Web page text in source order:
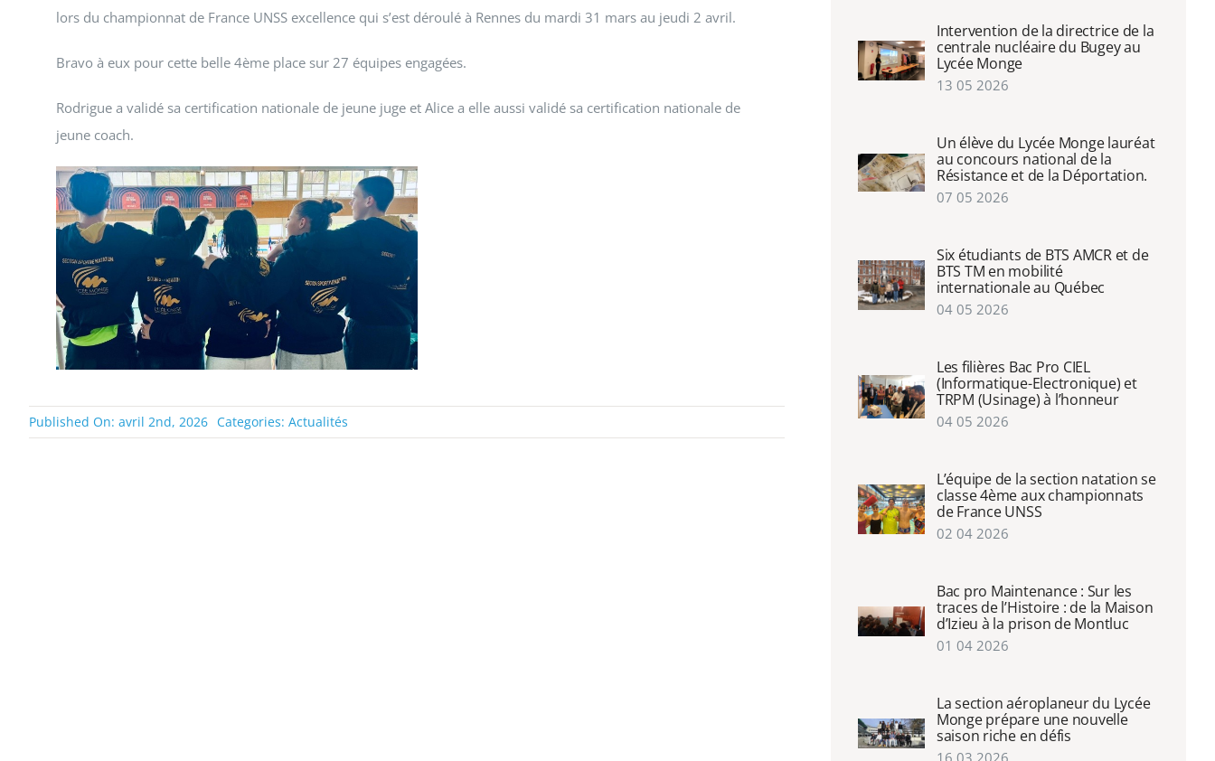
lors du championnat de France UNSS excellence qui s’est déroulé à Rennes du mardi 31 mars au jeudi 2 avril.
Bravo à eux pour cette belle 4ème place sur 27 équipes engagées.
Rodrigue a validé sa certification nationale de jeune juge et Alice a elle aussi validé sa certification nationale de
jeune coach.
Published On: avril 2nd, 2026 Categories: Actualités
Intervention de la directrice de la
centrale nucléaire du Bugey au
Lycée Monge
13 05 2026
Un élève du Lycée Monge lauréat
au concours national de la
Résistance et de la Déportation.
07 05 2026
Six étudiants de BTS AMCR et de
BTS TM en mobilité
internationale au Québec
04 05 2026
Les filières Bac Pro CIEL
(Informatique-Electronique) et
TRPM (Usinage) à l’honneur
04 05 2026
L’équipe de la section natation se
classe 4ème aux championnats
de France UNSS
02 04 2026
Bac pro Maintenance : Sur les
traces de l’Histoire : de la Maison
d’Izieu à la prison de Montluc
01 04 2026
La section aéroplaneur du Lycée
Monge prépare une nouvelle
saison riche en défis